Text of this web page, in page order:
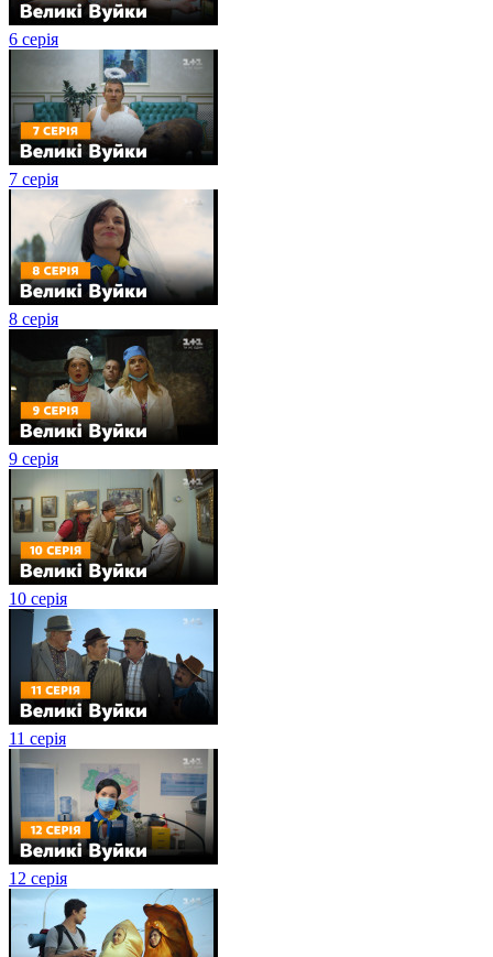
6 серія
7 серія
8 серія
9 серія
10 серія
11 серія
12 серія